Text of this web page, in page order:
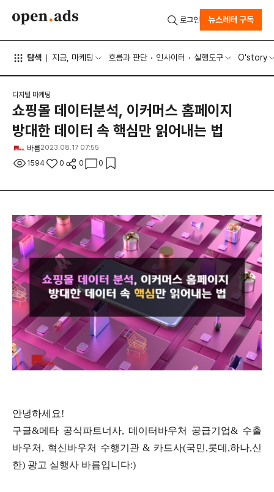
탐색 지금, 마케팅 흐름과 판단 인사이터 실행도구 O'story
로그인 뉴스레터 구독
디지털 마케팅
쇼핑몰 데이터분석, 이커머스 홈페이지
방대한 데이터 속 핵심만 읽어내는 법
바름2023.08.17 07:55
1594 0 0 0
안녕하세요!
구글&메타 공식파트너사, 데이터바우처 공급기업& 수출
바우처, 혁신바우처 수행기관 & 카드사(국민,롯데,하나,신
한) 광고 실행사 바름입니다:)